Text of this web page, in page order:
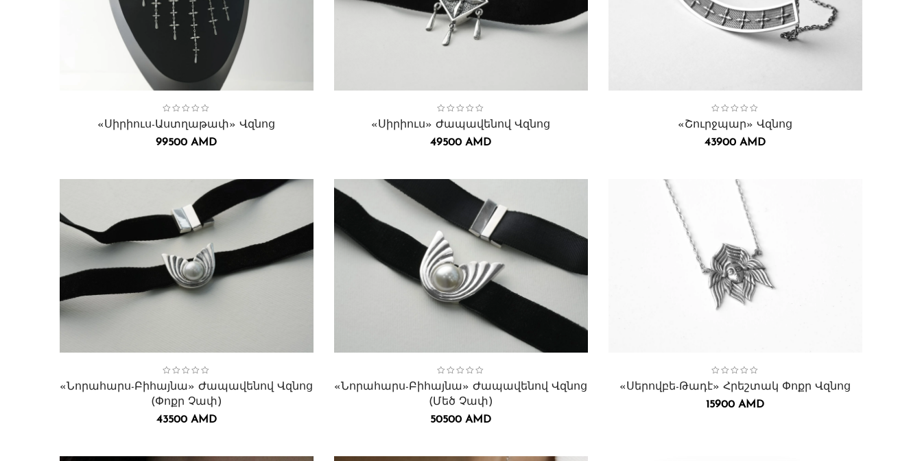
Սիրիուս,Վզնոցներ․
«Սիրիուս-Աստղաթափ» Վզնոց
99500AMD
Collection:Սիրիուս,Վզնոցներ․
«Սիրիուս» Ժապավենով Վզնոց
49500AMD
Collection: Շուրջպար,Վզնոցներ․
«Շուրջպար» Վզնոց
43900AMD
Collection:Բիհայնա,Վզնոցներ․
«Նորահարս-Բիհայնա» Ժապավենով Վզնոց
(փոքր Չափ)
43500 AMD
Collection:Բիհայնա,Վզնոցներ․
«Նորահարս-Բիհայնա» Ժապավենով Վզնոց
(մեծ Չափ)
50500AMD
«Սերովբե-Թադէ» Հրեշտակ Փոքր Վզնոց
15900AMD